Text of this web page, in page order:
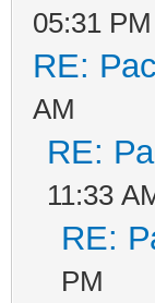
05:31 PM
RE:
AM
RE:
11:33
RE:
PM